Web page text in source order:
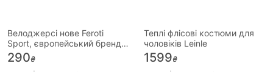
Велоджерсі нове Feroti
Sport, європейський бренд,
л-ка
290₴
Теплі флісові костюми для
чоловіків Leinle
1599₴